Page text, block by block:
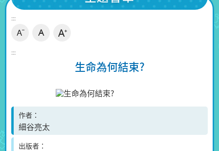
:::
:::
生命為何結束?
作者
細谷亮太
出版者